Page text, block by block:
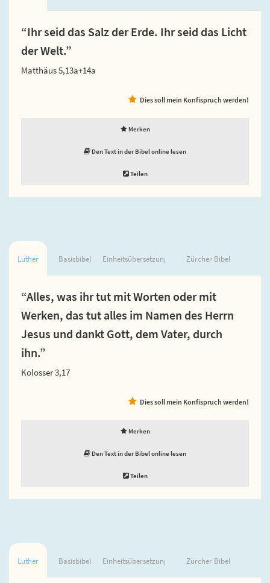
“Ihr seid das Salz der Erde. Ihr seid das Licht
der Welt.”
Matthäus 5,13a+14a
Dies soll mein Konfispruch werden!
Merken
Den Text in der Bibel online lesen
Teilen
Luther Basisbibel Einheitsübersetzung Zürcher Bibel
“Alles, was ihr tut mit Worten oder mit
Werken, das tut alles im Namen des Herrn
Jesus und dankt Gott, dem Vater, durch
ihn.”
Kolosser 3,17
Dies soll mein Konfispruch werden!
Merken
Den Text in der Bibel online lesen
Teilen
Luther Basisbibel Einheitsübersetzung Zürcher Bibel